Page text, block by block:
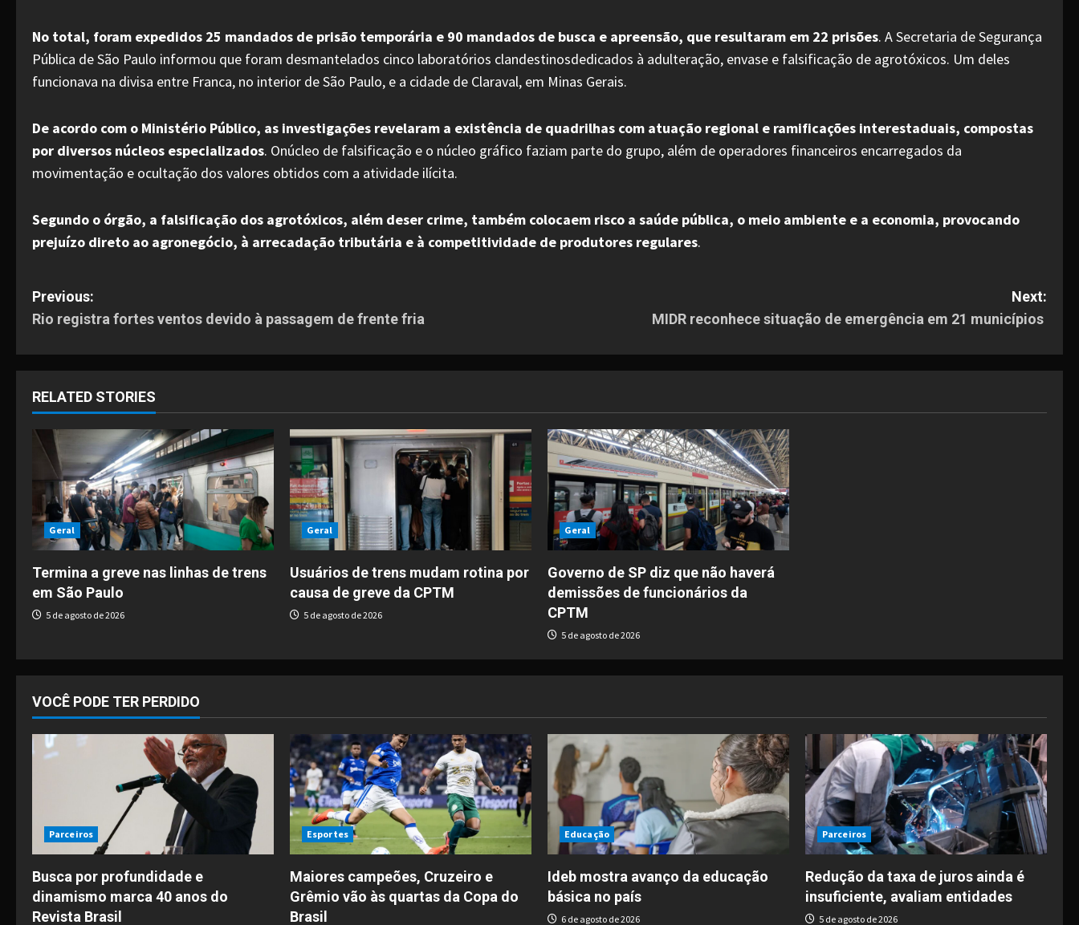
No total, foram expedidos 25 mandados de prisão temporária e 90 mandados de busca e apreensão, que resultaram em 22 prisões. A Secretaria de Segurança
Pública de São Paulo informou que foram desmantelados cinco laboratórios clandestinosdedicados à adulteração, envase e falsificação de agrotóxicos. Um deles
funcionava na divisa entre Franca, no interior de São Paulo, e a cidade de Claraval, em Minas Gerais.
De acordo com o Ministério Público, as investigações revelaram a existência de quadrilhas com atuação regional e ramificações interestaduais, compostas
por diversos núcleos especializados. Onúcleo de falsificação e o núcleo gráfico faziam parte do grupo, além de operadores financeiros encarregados da
movimentação e ocultação dos valores obtidos com a atividade ilícita.
Segundo o órgão, a falsificação dos agrotóxicos, além deser crime, também colocaem risco a saúde pública, o meio ambiente e a economia, provocando
prejuízo direto ao agronegócio, à arrecadação tributária e à competitividade de produtores regulares.
P
s
t
n
v
g
a
i
o
n
Previous:
Rio registra fortes ventos devido à passagem de frente fria
Next:
MIDR reconhece situação de emergência em 21 municípios
RELATED STORIES
Geral
Termina a greve nas linhas de trens
em São Paulo
5 de agosto de 2026
Geral
Usuários de trens mudam rotina por
causa de greve da CPTM
5 de agosto de 2026
Geral
Governo de SP diz que não haverá
demissões de funcionários da
CPTM
5 de agosto de 2026
VOCÊ PODE TER PERDIDO
Parceiros
Busca por profundidade e
dinamismo marca 40 anos do
Revista Brasil
Esportes
Maiores campeões, Cruzeiro e
Grêmio vão às quartas da Copa do
Brasil
Educação
Ideb mostra avanço da educação
básica no país
6 de agosto de 2026
Parceiros
Redução da taxa de juros ainda é
insuficiente, avaliam entidades
5 de agosto de 2026